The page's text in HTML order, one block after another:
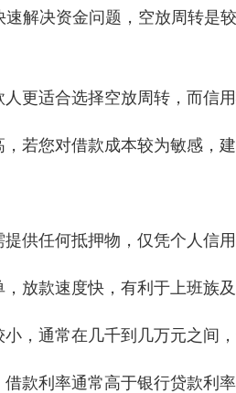
解决资金问题，空放周转是
更适合选择空放周转，而信
若您对借款成本较为敏感，建
供任何抵押物，仅凭个人信用
放款速度快，有利于上班族及
，通常在几千到几万元之间
款利率通常高于银行贷款利率